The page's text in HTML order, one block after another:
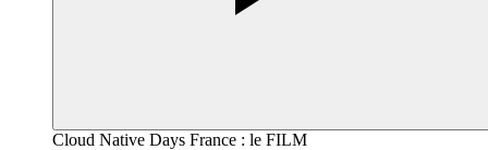
Cloud Native Days France : le FILM